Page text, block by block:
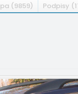
(9859) Podpisy